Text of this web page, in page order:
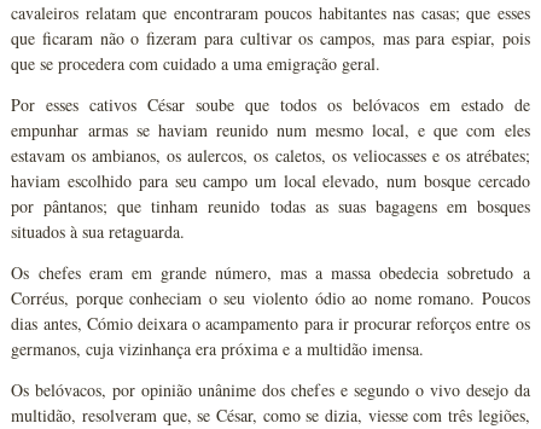
cavaleiros relatam que encontraram poucos habitantes nas casas; que esses
que ficaram não o fizeram para cultivar os campos, mas para espiar, pois
que se procedera com cuidado a uma emigração geral.
Por esses cativos César soube que todos os belóvacos em estado de
empunhar armas se haviam reunido num mesmo local, e que com eles
estavam os ambianos, os aulercos, os caletos, os veliocasses e os atrébates;
haviam escolhido para seu campo um local elevado, num bosque cercado
por pântanos; que tinham reunido todas as suas bagagens em bosques
situados à sua retaguarda.
Os chefes eram em grande número, mas a massa obedecia sobretudo a
Corréus, porque conheciam o seu violento ódio ao nome romano. Poucos
dias antes, Cómio deixara o acampamento para ir procurar reforços entre os
germanos, cuja vizinhança era próxima e a multidão imensa.
Os belóvacos, por opinião unânime dos chefes e segundo o vivo desejo da
multidão, resolveram que, se César, como se dizia, viesse com três legiões,